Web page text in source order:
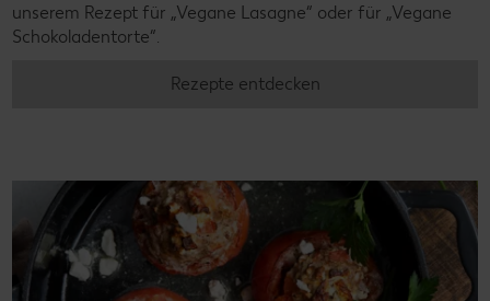
unserem Rezept für „Vegane Lasagne“ oder für „Vegane
Schokoladentorte“.
Rezepte entdecken